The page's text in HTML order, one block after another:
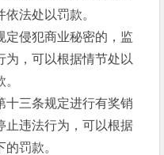
法处以罚款。
侵犯商业秘密的，监
为，可以根据情节处以
三条规定进行有奖销
止违法行为，可以根据
罚款。